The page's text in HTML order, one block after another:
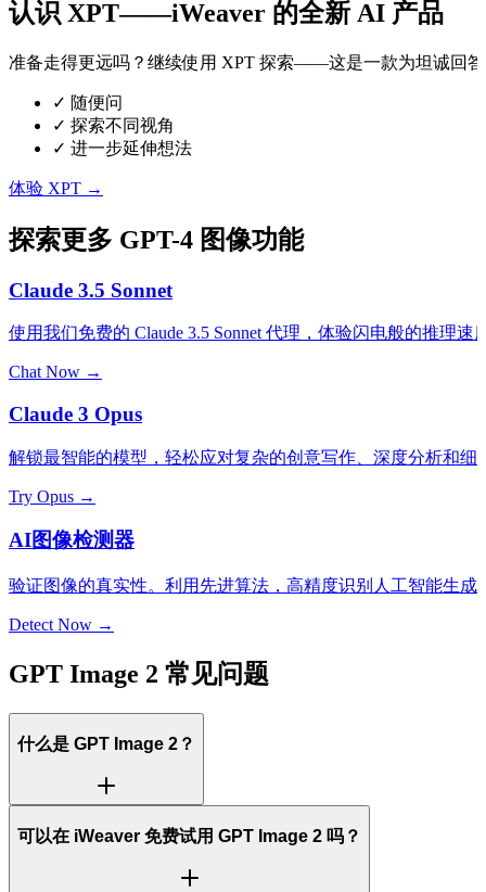
认识 XPT——iWeaver 的全新 AI 产品
准备走得更远吗？继续使用 XPT 探索——这是一款为坦诚回
✓ 随便问
✓ 探索不同视角
✓ 进一步延伸想法
体验 XPT →
探索更多 GPT-4 图像功能
Claude 3.5 Sonnet
使用我们免费的 Claude 3.5 Sonnet 代理，体验闪电般的推理速
Chat Now →
Claude 3 Opus
解锁最智能的模型，轻松应对复杂的创意写作、深度分析和细
Try Opus →
AI图像检测器
验证图像的真实性。利用先进算法，高精度识别人工智能生成
Detect Now →
GPT Image 2 常见问题
什么是 GPT Image 2？
可以在 iWeaver 免费试用 GPT Image 2 吗？